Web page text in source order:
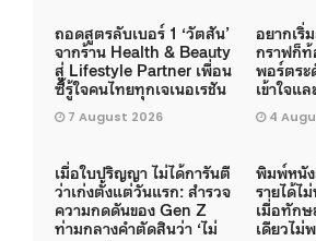
ถอดสูตรลับเบอร์ 1 ‘วัตสัน’
จากร้าน Health & Beauty
สู่ Lifestyle Partner เพื่อน
ซี้รู้ใจคนไทยทุกเจเนอเรชัน
7 August 2026
อยากเริ่
กราฟก็
พอร์ตระ
เข้าใจแ
4
เมื่อใบปริญญา ไม่ได้การันตี
ว่าเก่งตั้งแต่วันแรก: สำรวจ
ความกดดันของ Gen Z
ท่ามกลางคำตัดสินว่า ‘ไม่
พิมพ์หนั
รายได้ไ
เมื่อทักษ
เดียวไม่